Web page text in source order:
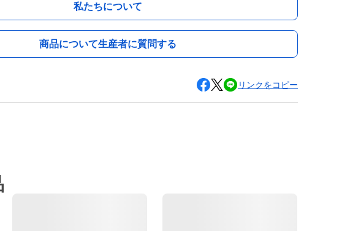
私たちについて
商品について生産者に質問する
リンクをコピー